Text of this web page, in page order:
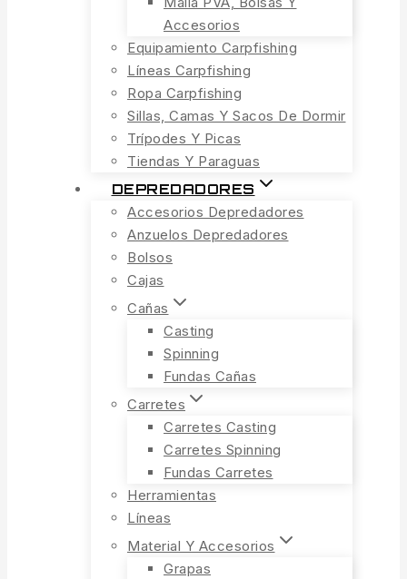
Accesorios
Equipamiento Carpfishing
Líneas Carpfishing
Ropa Carpfishing
Sillas, Camas Y Sacos De Dormir
Trípodes Y Picas
Tiendas Y Paraguas
DEPREDADORES
Accesorios Depredadores
Anzuelos Depredadores
Bolsos
Cajas
Cañas
Casting
Spinning
Fundas Cañas
Carretes
Carretes Casting
Carretes Spinning
Fundas Carretes
Herramientas
Líneas
Material Y Accesorios
Grapas